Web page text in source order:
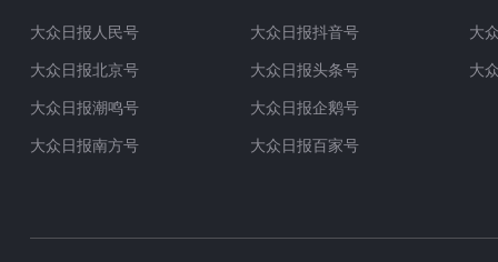
大众日报人民号
大众日报北京号
大众日报潮鸣号
大众日报南方号
大众日报抖音号
大众日报头条号
大众日报企鹅号
大众日报百家号
大
大